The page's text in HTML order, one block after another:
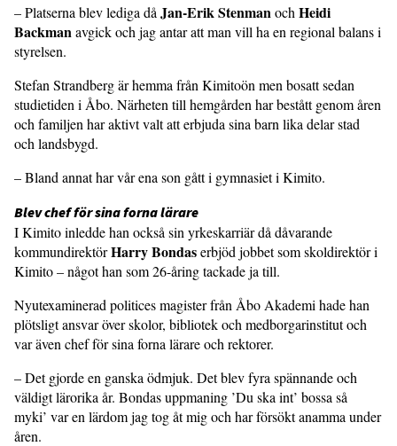
– Platserna blev lediga då Jan-Erik Stenmanoch Heidi
Backmanavgick och jag antar att man vill ha en regional balans i
styrelsen.
Stefan Strandberg är hemma från Kimitoön men bosatt sedan
studietiden i Åbo. Närheten till hemgården har bestått genom åren
och familjen har aktivt valt att erbjuda sina barn lika delar stad
och landsbygd.
– Bland annat har vår ena son gått i gymnasiet i Kimito.
Blev chef för sina forna lärare
I Kimito inledde han också sin yrkeskarriär då dåvarande
kommundirektörHarry Bondaserbjöd jobbet som skoldirektör i
Kimito – något han som 26-åring tackade ja till.
Nyutexaminerad politices magister från Åbo Akademi hade han
plötsligt ansvar över skolor, bibliotek och medborgarinstitut och
var även chef för sina forna lärare och rektorer.
– Det gjorde en ganska ödmjuk. Det blev fyra spännande och
väldigt lärorika år. Bondas uppmaning ’Du ska int’ bossa så
myki’ var en lärdom jag tog åt mig och har försökt anamma under
åren.